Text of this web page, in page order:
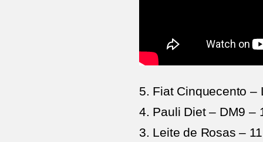
5. Fiat Cinquecento –
4. Pauli Diet – DM9 –
3. Leite de Rosas –